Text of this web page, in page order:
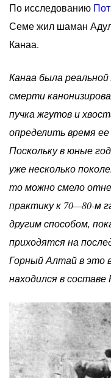
По исследованию
Семе жил шаман
Канаа.
Канаа была
смерти
пучка жгутов и
определить время
Поскольку в юные
уже несколько
то можно смело
практику к 70—80-м
другим способом,
приходятся на
Горный Алтай в это
находился в составе